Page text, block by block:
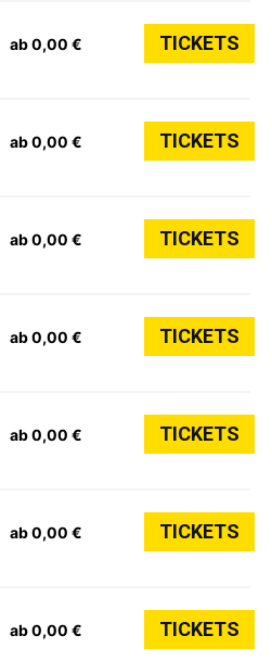
ab 0,00 € TICKETS
ab 0,00 € TICKETS
ab 0,00 € TICKETS
ab 0,00 € TICKETS
ab 0,00 € TICKETS
ab 0,00 € TICKETS
ab 0,00 € TICKETS